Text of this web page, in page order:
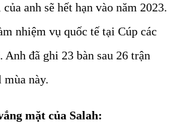
anh sẽ hết hạn vào năm 2023.
nhiệm vụ quốc tế tại Cúp các
Anh đã ghi 23 bàn sau 26 trận
này.
mặt của Salah: